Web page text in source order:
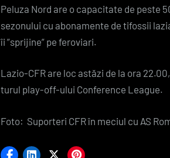
Peluza Nord are o capacitate de peste
sezonului cu abonamente de tifossii
îi ”sprijine” pe feroviari.
Lazio-CFR are loc astăzi de la ora
turul play-off-ului Conference League.
Foto: Suporteri CFR în meciul cu AS